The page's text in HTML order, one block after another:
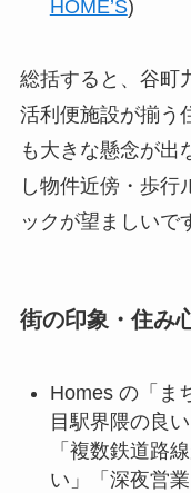
HOME’S)
総括すると、谷町
活利便施設が揃う
も大きな懸念が出
し物件近傍・歩行
ックが望ましいで
街の印象・住み
Homes の「ま
目駅界隈の良
「複数鉄道路
い」「深夜営